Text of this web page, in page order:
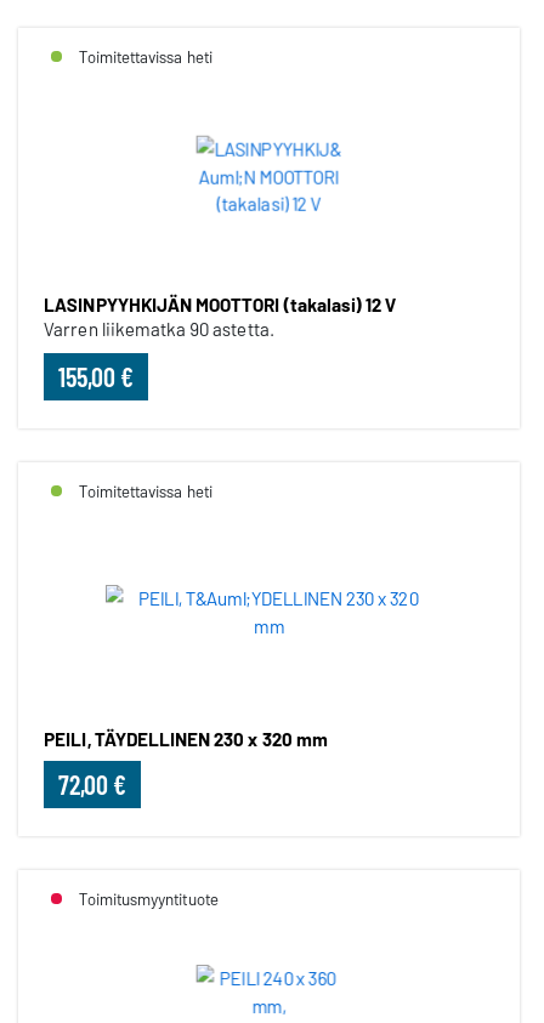
Toimitettavissa heti
LASINPYYHKIJÄN MOOTTORI (takalasi) 12 V
Varren liikematka 90 astetta.
155,00 €
Toimitettavissa heti
PEILI, TÄYDELLINEN 230 x 320 mm
72,00 €
Toimitusmyyntituote